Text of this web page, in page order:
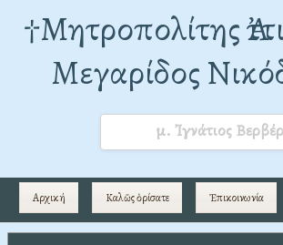
†Mητροπολίτης
Μεγαρίδος
μ. Ἰγνάτιος
Αρχική Καλῶς ὁρίσατε Ἐπικοινωνία